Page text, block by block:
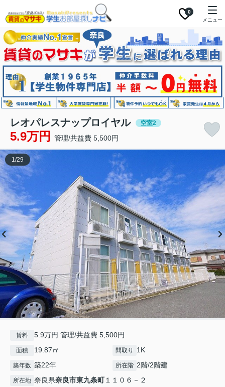
0
メニュー
レオパレスナップロイヤル 空室2
5.9万円 管理/共益費 5,500円
1/29
賃料 5.9万円 管理/共益費 5,500円
面積 19.87㎡ 間取り 1K
築年数 築22年 所在階 2階/2階建
所在地 奈良県奈良市東九条町１１０６－２